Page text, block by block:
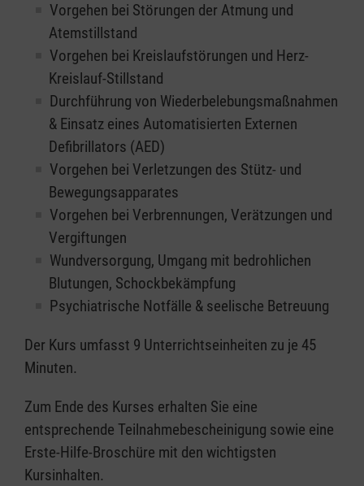
Vorgehen bei Störungen der Atmung und
Atemstillstand
Vorgehen bei Kreislaufstörungen und Herz-
Kreislauf-Stillstand
Durchführung von Wiederbelebungsmaßnahmen
& Einsatz eines Automatisierten Externen
Defibrillators (AED)
Vorgehen bei Verletzungen des Stütz- und
Bewegungsapparates
Vorgehen bei Verbrennungen, Verätzungen und
Vergiftungen
Wundversorgung, Umgang mit bedrohlichen
Blutungen, Schockbekämpfung
Psychiatrische Notfälle & seelische Betreuung
Der Kurs umfasst 9 Unterrichtseinheiten zu je 45
Minuten.
Zum Ende des Kurses erhalten Sie eine
entsprechende Teilnahmebescheinigung sowie eine
Erste-Hilfe-Broschüre mit den wichtigsten
Kursinhalten.